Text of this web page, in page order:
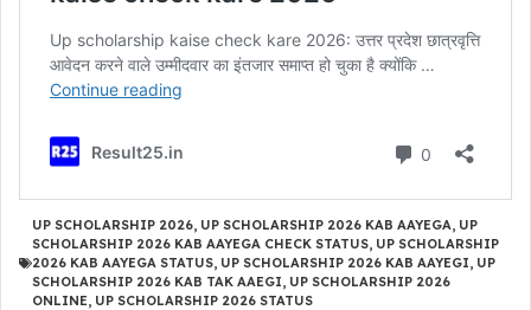
UP SCHOLARSHIP 2026, UP SCHOLARSHIP 2026 KAB AAYEGA, UP
SCHOLARSHIP 2026 KAB AAYEGA CHECK STATUS, UP SCHOLARSHIP
2026 KAB AAYEGA STATUS, UP SCHOLARSHIP 2026 KAB AAYEGI, UP
SCHOLARSHIP 2026 KAB TAK AAEGI, UP SCHOLARSHIP 2026
ONLINE, UP SCHOLARSHIP 2026 STATUS